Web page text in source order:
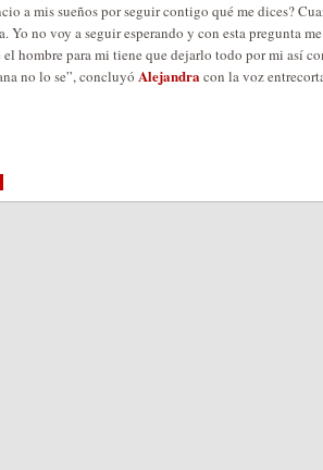
a mis sueños por seguir contigo qué me dices?
Yo no voy a seguir esperando y con esta pregunta
el hombre para mi tiene que dejarlo todo por mi así
no lo se”, concluyó Alejandracon la voz